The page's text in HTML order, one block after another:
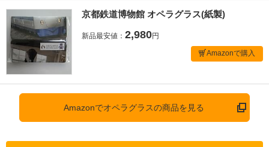
京都鉄道博物館 オペラグラス(紙製)
新品最安値： 2,980円
Amazonで購入
Amazonでオペラグラスの商品を見る